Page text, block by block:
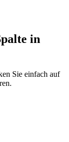
in
Sie einfach auf